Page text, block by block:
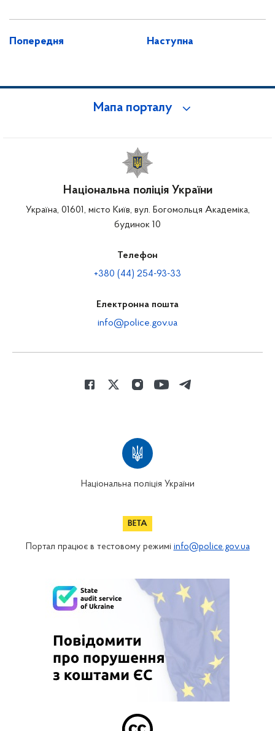
Попередня Наступна
Мапа порталу
Національна поліція України
Україна, 01601, місто Київ, вул. Богомольця Академіка,
будинок 10
Телефон
+380 (44) 254-93-33
Електронна пошта
info@police.gov.ua
Національна поліція України
Портал працює в тестовому режимі info@police.gov.ua